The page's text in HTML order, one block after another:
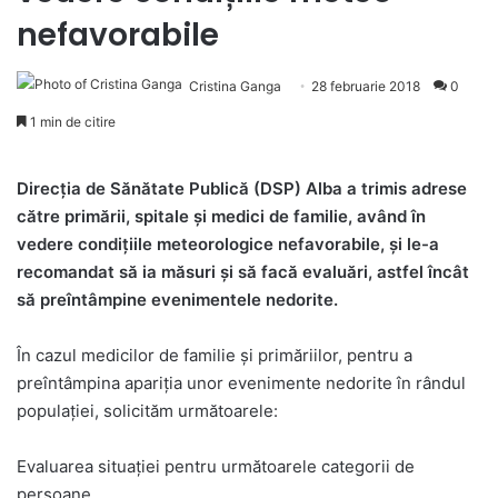
nefavorabile
Cristina Ganga 28 februarie 2018 0
1 min de citire
Direcția de Sănătate Publică (DSP) Alba a trimis adrese
către primării, spitale și medici de familie, având în
vedere condițiile meteorologice nefavorabile, și le-a
recomandat să ia măsuri și să facă evaluări, astfel încât
să preîntâmpine evenimentele nedorite.
În cazul medicilor de familie și primăriilor, pentru a
preîntâmpina apariția unor evenimente nedorite în rândul
populației, solicităm următoarele:
Evaluarea situației pentru următoarele categorii de
persoane